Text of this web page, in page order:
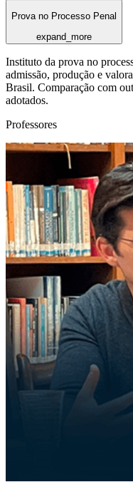
Prova no Processo Penal
expand_more
Instituto da prova no
admissão, produção e
Brasil. Comparação com
adotados.
Professores